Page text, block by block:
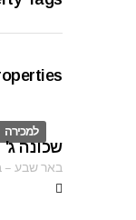
למכירה
ID
שכונה ג'
באר שבע–